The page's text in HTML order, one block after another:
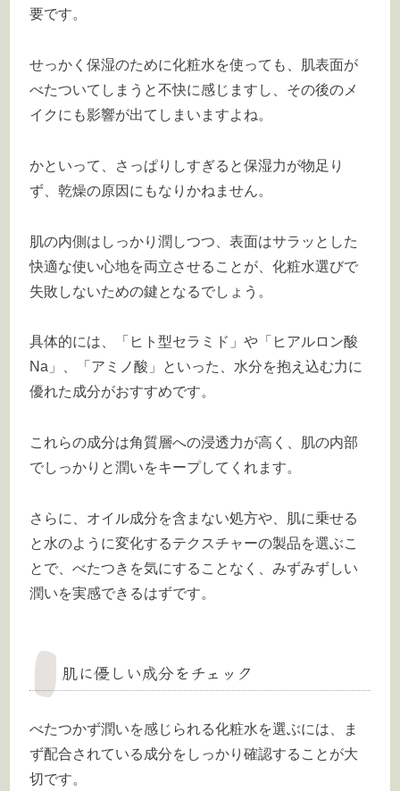
要です。
せっかく保湿のために化粧水を使っても、肌表面が
べたついてしまうと不快に感じますし、その後のメ
イクにも影響が出てしまいますよね。
かといって、さっぱりしすぎると保湿力が物足り
ず、乾燥の原因にもなりかねません。
肌の内側はしっかり潤しつつ、表面はサラッとした
快適な使い心地を両立させることが、化粧水選びで
失敗しないための鍵となるでしょう。
具体的には、「ヒト型セラミド」や「ヒアルロン酸
Na」、「アミノ酸」といった、水分を抱え込む力に
優れた成分がおすすめです。
これらの成分は角質層への浸透力が高く、肌の内部
でしっかりと潤いをキープしてくれます。
さらに、オイル成分を含まない処方や、肌に乗せる
と水のように変化するテクスチャーの製品を選ぶこ
とで、べたつきを気にすることなく、みずみずしい
潤いを実感できるはずです。
肌に優しい成分をチェック
べたつかず潤いを感じられる化粧水を選ぶには、ま
ず配合されている成分をしっかり確認することが大
切です。